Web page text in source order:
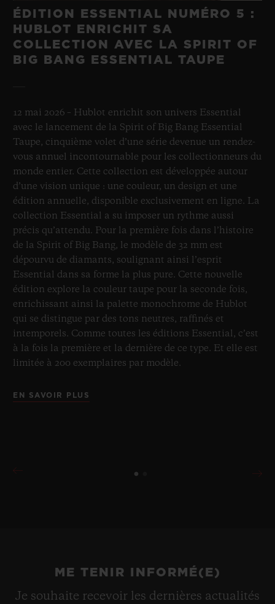
ÉDITION ESSENTIAL NUMÉRO 5 :
HUBLOT ENRICHIT SA
COLLECTION AVEC LA SPIRIT OF
BIG BANG ESSENTIAL TAUPE
12 mai 2026 – Hublot enrichit son univers Essential
avec le lancement de la Spirit of Big Bang Essential
Taupe, cinquième volet d’une série devenue un rendez-
vous annuel incontournable pour les collectionneurs du
monde entier. Cette collection est développée autour
d’une vision unique : une couleur, un design et une
édition annuelle, disponible exclusivement en ligne. La
collection Essential a su imposer un rythme aussi
précis qu’attendu. Pour la première fois dans l’histoire
de la Spirit of Big Bang, le modèle de 32 mm est
dépourvu de diamants, soulignant ainsi l’esprit
Essential dans sa forme la plus pure. Cette nouvelle
édition explore la couleur taupe pour la seconde fois,
enrichissant ainsi la palette monochrome de Hublot
qui se distingue par des tons neutres, raffinés et
intemporels. Comme toutes les éditions Essential, c’est
à la fois la première et la dernière de ce type. Et elle est
limitée à 200 exemplaires par modèle.
EN SAVOIR PLUS
ME TENIR INFORMÉ(E)
Je souhaite recevoir les dernières actualités